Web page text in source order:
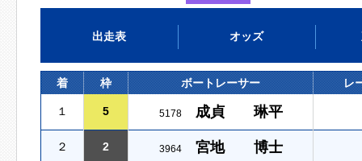
出走表 オッズ
着 枠 ボートレーサー レ
１ 5 5178 成貞 琳平
２ 2 3964 宮地 博士